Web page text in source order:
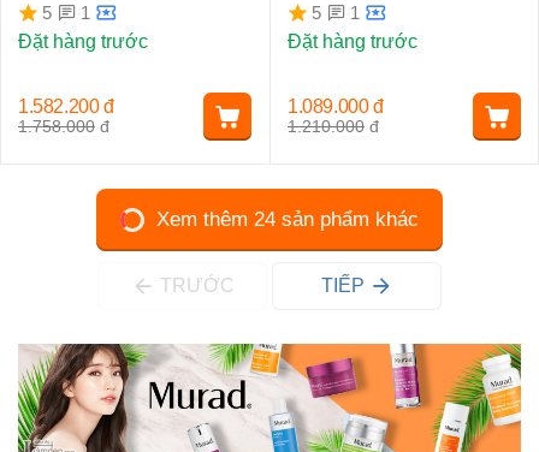
5
1
Đặt hàng trước
1.758.000 đ
1.582.200 đ
5
1
Đặt hàng trước
1.210.000 đ
1.089.000 đ
Xem thêm 24 sản phẩm khác
TRƯỚC TIẾP